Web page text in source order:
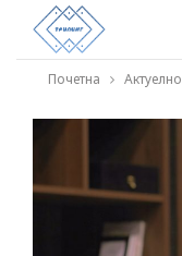
Почетна Актуелно